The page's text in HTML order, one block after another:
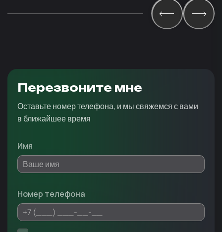
Перезвоните мне
Оставьте номер телефона, и мы свяжемся с вами
в ближайшее время
Имя
Номер телефона